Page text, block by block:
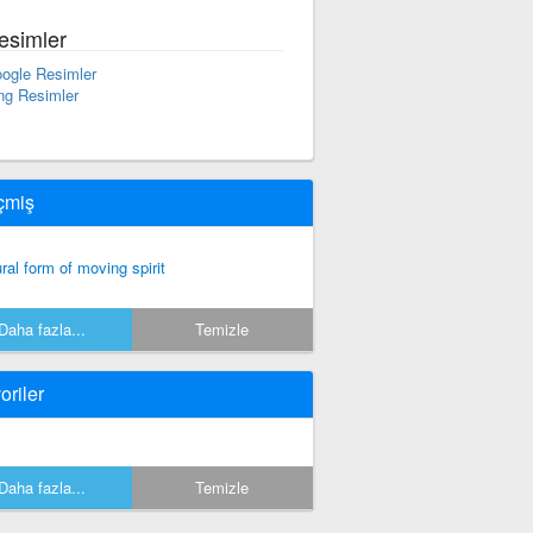
Resimler
Resimler
form of moving spirit
Daha fazla... Temizle
Daha fazla... Temizle